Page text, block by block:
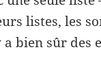
listes, les
bien sûr des